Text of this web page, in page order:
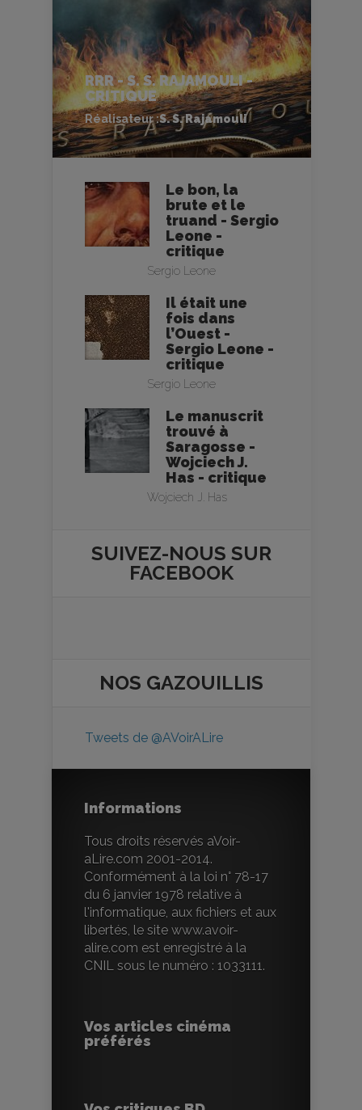
RRR - S. S. RAJAMOULI -
CRITIQUE
Réalisateur :S. S. Rajamouli
Le bon, la
brute et le
truand - Sergio
Leone -
critique
Sergio Leone
Il était une
fois dans
l’Ouest -
Sergio Leone -
critique
Sergio Leone
Le manuscrit
trouvé à
Saragosse -
Wojciech J.
Has - critique
Wojciech J. Has
SUIVEZ-NOUS SUR
FACEBOOK
NOS GAZOUILLIS
Tweets de @AVoirALire
Informations
Tous droits réservés aVoir-
aLire.com 2001-2014.
Conformément à la loi n° 78-17
du 6 janvier 1978 relative à
l'informatique, aux fichiers et aux
libertés, le site www.avoir-
alire.com est enregistré à la
CNIL sous le numéro : 1033111.
Vos articles cinéma
préférés